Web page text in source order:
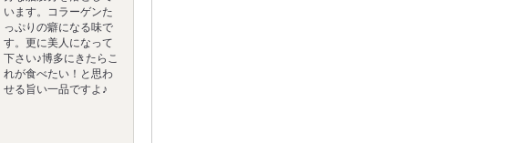
います。コラーゲンた
っぷりの癖になる味で
す。更に美人になって
下さい♪博多にきたらこ
れが食べたい！と思わ
せる旨い一品ですよ♪